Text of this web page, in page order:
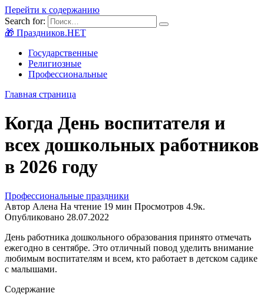
Перейти к содержанию
Search for:
🎁 Праздников.НЕТ
Государственные
Религиозные
Профессиональные
Главная страница
Когда День воспитателя и
всех дошкольных работников
в 2026 году
Профессиональные праздники
Автор Алена На чтение 19 мин Просмотров 4.9к.
Опубликовано 28.07.2022
День работника дошкольного образования принято отмечать
ежегодно в сентябре. Это отличный повод уделить внимание
любимым воспитателям и всем, кто работает в детском садике
с малышами.
Содержание